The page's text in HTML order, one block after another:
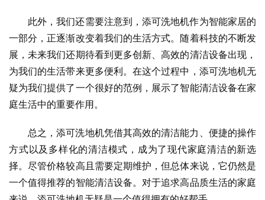
此外，我们还需要注意到，添可洗地机作为智能家居的
一部分，正逐渐改变着我们的生活方式。随着科技的不断发
展，未来我们还期待看到更多创新、高效的清洁设备出现，
为我们的生活带来更多便利。在这个过程中，添可洗地机无
疑为我们提供了一个很好的范例，展示了智能清洁设备在家
庭生活中的重要作用。
总之，添可洗地机凭借其高效的清洁能力、便捷的操作
方式以及多样化的清洁模式，成为了现代家庭清洁的新选
择。尽管价格较高且需要定期维护，但总体来说，它仍然是
一个值得推荐的智能清洁设备。对于追求高品质生活的家庭